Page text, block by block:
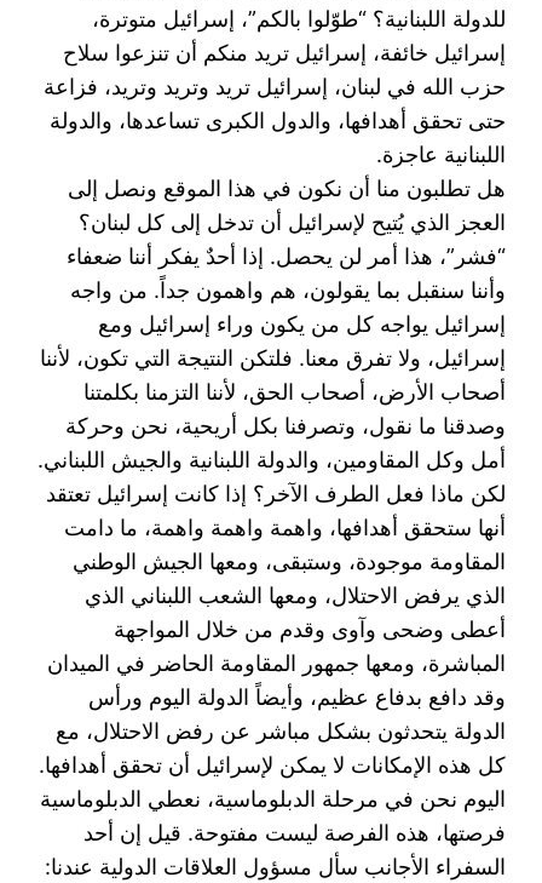
للدولة اللبنانية؟ “طوّلوا بالكم”، إسرائيل متوترة،
إسرائيل خائفة، ‏إسرائيل تريد منكم أن تنزعوا سلاح
حزب الله في لبنان، إسرائيل تريد وتريد وتريد، فزاعة
حتى تحقق ‏أهدافها، والدول الكبرى تساعدها، والدولة
اللبنانية عاجزة.‏
هل تطلبون منا أن نكون في هذا الموقع ونصل إلى
العجز الذي يُتيح لإسرائيل أن تدخل إلى كل لبنان؟
“فشر”، ‏هذا أمر لن يحصل. إذا أحدٌ يفكر أننا ضعفاء
وأننا سنقبل بما يقولون، هم واهمون جداً. من واجه
إسرائيل ‏يواجه كل من يكون وراء إسرائيل ومع
إسرائيل، ولا تفرق معنا. فلتكن النتيجة التي تكون، لأننا
أصحاب ‏الأرض، أصحاب الحق، لأننا التزمنا بكلمتنا
وصدقنا ما نقول، وتصرفنا بكل أريحية، نحن وحركة
أمل وكل ‏المقاومين، والدولة اللبنانية والجيش اللبناني.
لكن ماذا فعل الطرف الآخر؟ إذا كانت إسرائيل تعتقد
أنها ستحقق ‏أهدافها، واهمة واهمة واهمة، ما دامت
المقاومة موجودة، وستبقى، ومعها الجيش الوطني
الذي يرفض ‏الاحتلال، ومعها الشعب اللبناني الذي
أعطى وضحى وآوى وقدم من خلال المواجهة
المباشرة، ومعها جمهور ‏المقاومة الحاضر في الميدان
وقد دافع بدفاع عظيم، وأيضاً الدولة اليوم ورأس
الدولة يتحدثون بشكل مباشر ‏عن رفض الاحتلال، مع
كل هذه الإمكانات لا يمكن لإسرائيل أن تحقق أهدافها.‏
اليوم نحن في مرحلة الدبلوماسية، نعطي الدبلوماسية
فرصتها، هذه الفرصة ليست مفتوحة. قيل إن أحد
‏السفراء الأجانب سأل مسؤول العلاقات الدولية عندنا: